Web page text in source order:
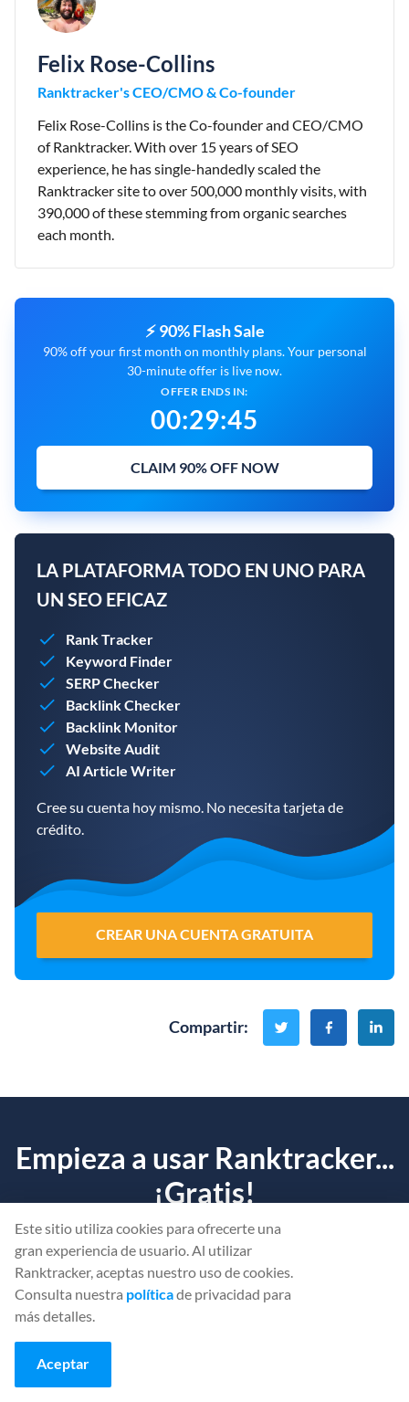
Felix Rose-Collins
Ranktracker's CEO/CMO & Co-founder
Felix Rose-Collins is the Co-founder and CEO/CMO
of Ranktracker. With over 15 years of SEO
experience, he has single-handedly scaled the
Ranktracker site to over 500,000 monthly visits, with
390,000 of these stemming from organic searches
each month.
⚡ 90% Flash Sale
90% off your first month on monthly plans. Your personal
30-minute offer is live now.
OFFER ENDS IN:
00:29:43
CLAIM 90% OFF NOW
LA PLATAFORMA TODO EN UNO PARA
UN SEO EFICAZ
Rank Tracker
Keyword Finder
SERP Checker
Backlink Checker
Backlink Monitor
Website Audit
AI Article Writer
Cree su cuenta hoy mismo. No necesita tarjeta de
crédito.
CREAR UNA CUENTA GRATUITA
Compartir:
Empieza a usar Ranktracker...
¡Gratis!
Averigüe qué está impidiendo quesu sitio web
CREAR UNA CUENTA GRATUITA
O
Este sitio utiliza cookies para ofrecerte una
gran experiencia de usuario. Al utilizar
Ranktracker, aceptas nuestro uso de cookies.
Consulta nuestra políticade privacidad para
más detalles.
Aceptar